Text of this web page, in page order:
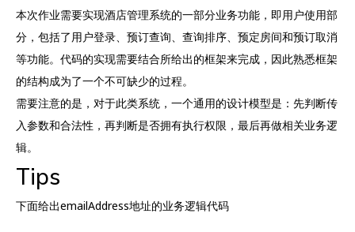
本次作业需要实现酒店管理系统的一部分业务功能，即用户使用部
分，包括了用户登录、预订查询、查询排序、预定房间和预订取消
等功能。代码的实现需要结合所给出的框架来完成，因此熟悉框架
的结构成为了一个不可缺少的过程。
需要注意的是，对于此类系统，一个通用的设计模型是：先判断传
入参数和合法性，再判断是否拥有执行权限，最后再做相关业务逻
辑。
Tips
下面给出emailAddress地址的业务逻辑代码